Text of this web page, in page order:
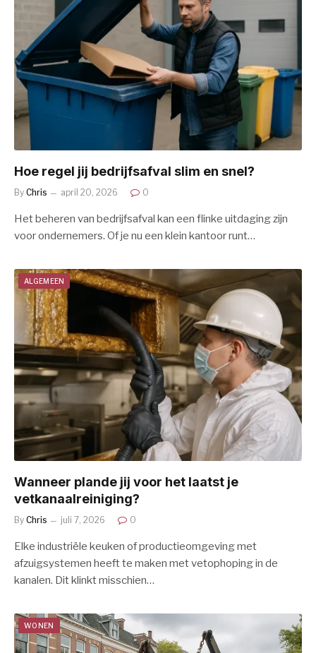
Hoe regel jij bedrijfsafval slim en snel?
By Chris april 20, 2026 0
Het beheren van bedrijfsafval kan een flinke uitdaging zijn
voor ondernemers. Of je nu een klein kantoor runt…
ALGEMEEN
Wanneer plande jij voor het laatst je
vetkanaalreiniging?
By Chris juli 7, 2026 0
Elke industriële keuken of productieomgeving met
afzuigsystemen heeft te maken met vetophoping in de
kanalen. Dit klinkt misschien…
WONEN